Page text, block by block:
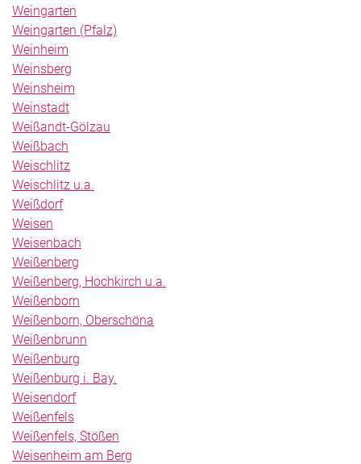
Weingarten
Weingarten (Pfalz)
Weinheim
Weinsberg
Weinsheim
Weinstadt
Weißandt-Gölzau
Weißbach
Weischlitz
Weischlitz u.a.
Weißdorf
Weisen
Weisenbach
Weißenberg
Weißenberg, Hochkirch u.a.
Weißenborn
Weißenborn, Oberschöna
Weißenbrunn
Weißenburg
Weißenburg i. Bay.
Weisendorf
Weißenfels
Weißenfels, Stößen
Weisenheim am Berg